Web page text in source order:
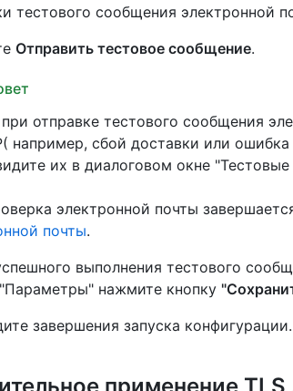
тестового сообщения электронной
Отправить тестовое сообщение.
отправке тестового сообщения
например, сбой доставки или
их в диалоговом окне
электронной почты
почты.
выполнения тестового
нажмите кнопку
завершения запуска конфигурации.